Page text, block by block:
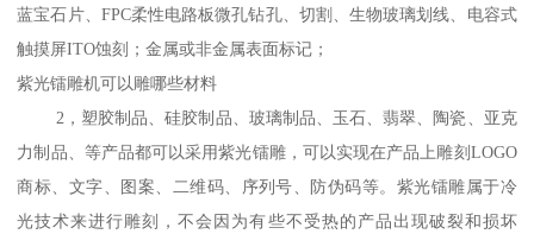
蓝宝石片、FPC柔性电路板微孔钻孔、切割、生物玻璃划线、电容式
触摸屏ITO蚀刻；金属或非金属表面标记；
紫光镭雕机可以雕哪些材料
2，塑胶制品、硅胶制品、玻璃制品、玉石、翡翠、陶瓷、亚克
力制品、等产品都可以采用紫光镭雕，可以实现在产品上雕刻LOGO
商标、文字、图案、二维码、序列号、防伪码等。紫光镭雕属于冷
光技术来进行雕刻，不会因为有些不受热的产品出现破裂和损坏